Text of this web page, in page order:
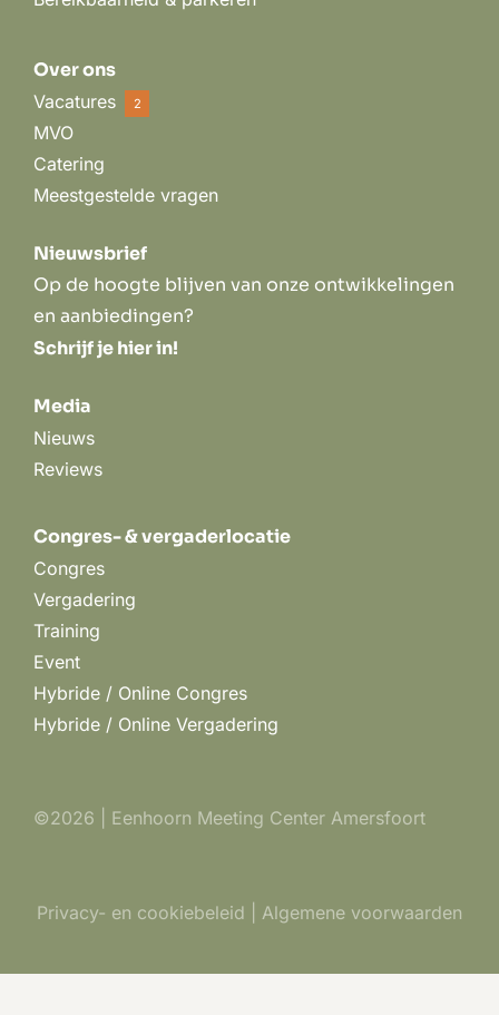
Congres- & vergaderlocatie
Congres
Vergadering
Training
Event
Hybride / Online Congres
Hybride / Online Vergadering
Over ons
Vacatures 2
MVO
Catering
Meestgestelde vragen
Nieuwsbrief
Op de hoogte blijven van onze ontwikkelingen
en aanbiedingen?
Schrijf je hier in!
Media
Nieuws
Reviews
©2026 | Eenhoorn Meeting Center Amersfoort
Privacy- en cookiebeleid Algemene voorwaarden